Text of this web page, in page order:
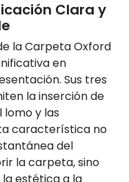
Clara y
la Carpeta Oxford
en
Sus tres
la inserción de
lomo y las
característica no
del
la carpeta, sino